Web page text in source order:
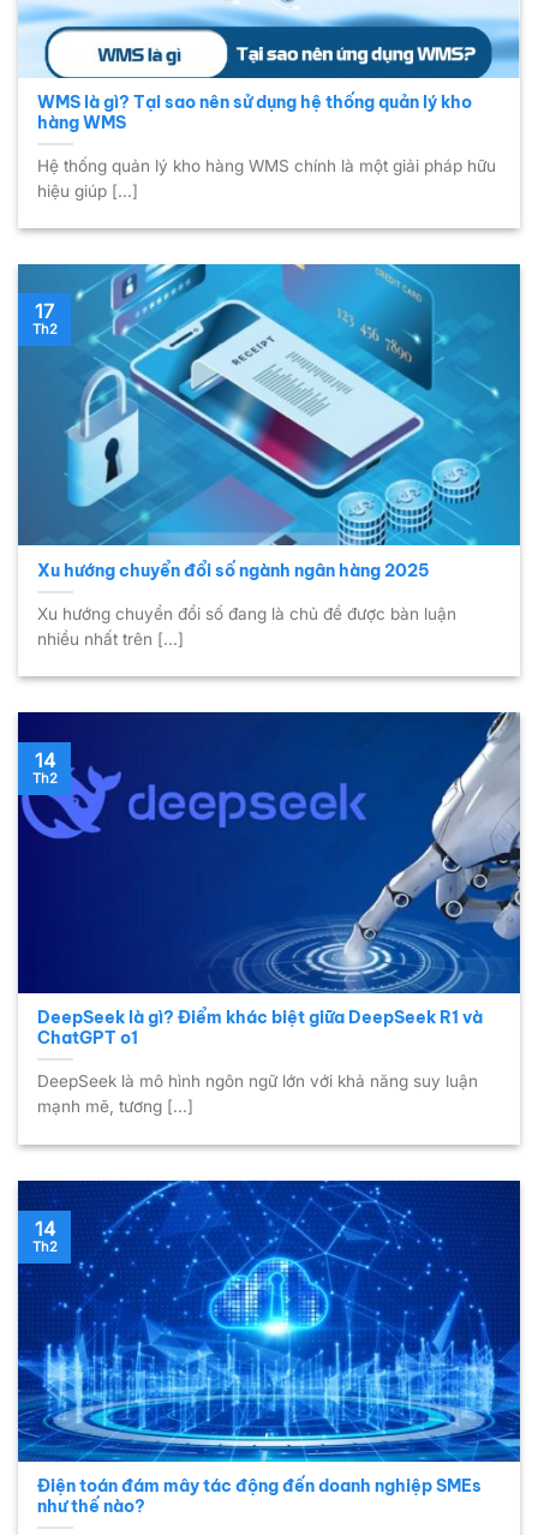
WMS là gì? Tại sao nên sử dụng hệ thống quản lý kho
hàng WMS
Hệ thống quản lý kho hàng WMS chính là một giải pháp hữu
hiệu giúp [...]
Xu hướng chuyển đổi số ngành ngân hàng 2025
Xu hướng chuyển đổi số đang là chủ đề được bàn luận
nhiều nhất trên [...]
17
Th2
DeepSeek là gì? Điểm khác biệt giữa DeepSeek R1 và
ChatGPT o1
DeepSeek là mô hình ngôn ngữ lớn với khả năng suy luận
mạnh mẽ, tương [...]
14
Th2
Điện toán đám mây tác động đến doanh nghiệp SMEs
như thế nào?
14
Th2